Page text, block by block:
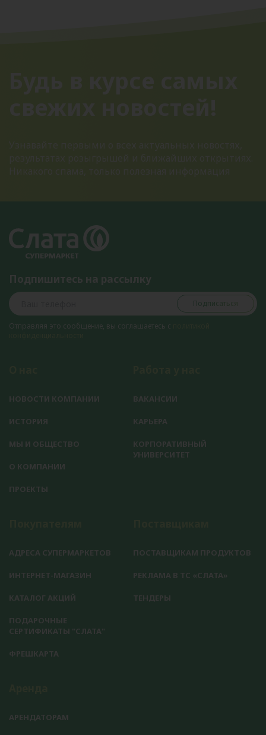
Подпишитесь на рассылку
Подписаться
Отправляя это сообщение, вы соглашаетесь с
НОВОСТИ КОМПАНИИ
ИСТОРИЯ
МЫ И ОБЩЕСТВО
О КОМПАНИИ
ПРОЕКТЫ
ВАКАНСИИ
КАРЬЕРА
КОРПОРАТИВНЫЙ
УНИВЕРСИТЕТ
АДРЕСА СУПЕРМАРКЕТОВ
ИНТЕРНЕТ-МАГАЗИН
КАТАЛОГ АКЦИЙ
ПОДАРОЧНЫЕ
СЕРТИФИКАТЫ "СЛАТА"
ФРЕШКАРТА
ПОСТАВЩИКАМ ПРОДУКТОВ
РЕКЛАМА В ТС «СЛАТА»
ТЕНДЕРЫ
АРЕНДАТОРАМ